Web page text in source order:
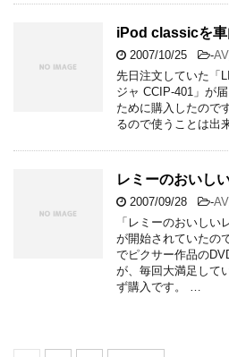
iPod classicを車
2007/10/25 -AV,
先日注文していた「
ジャ CCIP-401」が
ために購入したので
るので使うことは出
レミーのおいし
2007/09/28 -AV,
「レミーのおいしい
が開始されていたの
でピクサー作品の
が、毎回大満足して
ず購入です。 …